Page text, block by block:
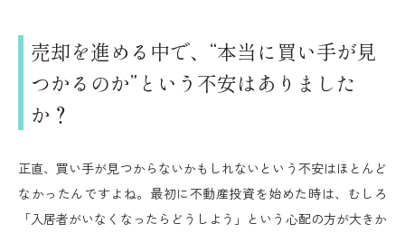
売却を進める中で、“本当に買い手が見
つかるのか”という不安はありました
か？
正直、買い手が見つからないかもしれないという不安はほとんど
なかったんですよね。最初に不動産投資を始めた時は、むしろ
「入居者がいなくなったらどうしよう」という心配の方が大きか